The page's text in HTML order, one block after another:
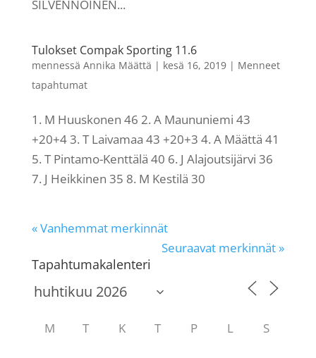
SILVENNOINEN...
Tulokset Compak Sporting 11.6
mennessä Annika Määttä | kesä 16, 2019| Menneet
tapahtumat
1. M Huuskonen 46 2. A Maununiemi 43
+20+4 3. T Laivamaa 43 +20+3 4. A Määttä 41
5. T Pintamo-Kenttälä 40 6. J Alajoutsijärvi 36
7. J Heikkinen 35 8. M Kestilä 30
« Vanhemmat merkinnät
Seuraavat merkinnät »
Tapahtumakalenteri
M T K T P L S